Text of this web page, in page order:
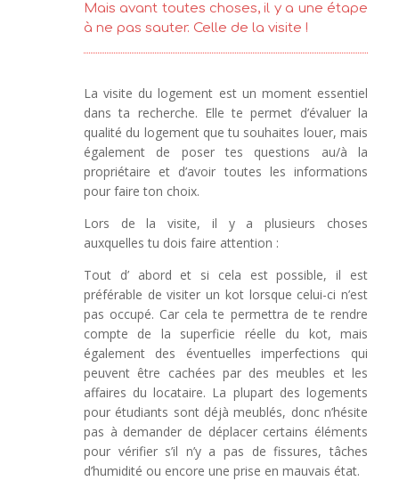
Mais avant toutes choses, il y a une étape
à ne pas sauter. Celle de la visite !
La visite du logement est un moment essentiel
dans ta recherche. Elle te permet d’évaluer la
qualité du logement que tu souhaites louer, mais
également de poser tes questions au/à la
propriétaire et d’avoir toutes les informations
pour faire ton choix.
Lors de la visite, il y a plusieurs choses
auxquelles tu dois faire attention :
Tout d’ abord et si cela est possible, il est
préférable de visiter un kot lorsque celui-ci n’est
pas occupé. Car cela te permettra de te rendre
compte de la superficie réelle du kot, mais
également des éventuelles imperfections qui
peuvent être cachées par des meubles et les
affaires du locataire. La plupart des logements
pour étudiants sont déjà meublés, donc n’hésite
pas à demander de déplacer certains éléments
pour vérifier s’il n’y a pas de fissures, tâches
d’humidité ou encore une prise en mauvais état.